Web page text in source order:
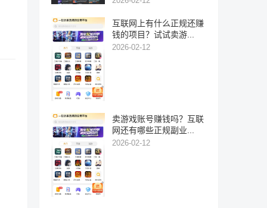
互联网上有什么正规还赚
钱的项目？试试卖游...
2026-02-12
卖游戏账号赚钱吗？互联
网还有哪些正规副业...
2026-02-12